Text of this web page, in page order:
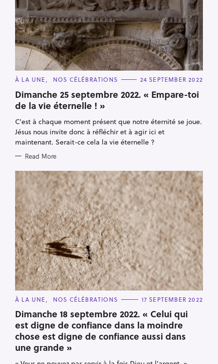
C
T
E
G
O
I
E
S
À LA UNE NOS CÉLÉBRATIONS 24 SEPTEMBER 2022
Dimanche 25 septembre 2022. « Empare-toi
de la vie éternelle ! »
C’est à chaque moment présent que notre éternité se joue.
Jésus nous invite donc à réfléchir et à agir ici et
maintenant. Serait-ce cela la vie éternelle ?
Read More
C
T
E
G
O
R
E
À LA UNE NOS CÉLÉBRATIONS 17 SEPTEMBER 2022
Dimanche 18 septembre 2022. « Celui qui
est digne de confiance dans la moindre
chose est digne de confiance aussi dans
une grande »